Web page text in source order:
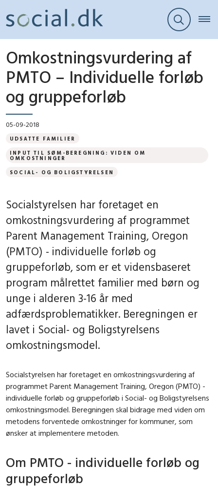
Omkostningsvurdering af
PMTO – Individuelle forløb
og gruppeforløb
05-09-2018
UDSATTE FAMILIER
INPUT TIL SØM-BEREGNING: VIDEN OM
OMKOSTNINGER
SOCIAL- OG BOLIGSTYRELSEN
Socialstyrelsen har foretaget en
omkostningsvurdering af programmet
Parent Management Training, Oregon
(PMTO) - individuelle forløb og
gruppeforløb, som er et vidensbaseret
program målrettet familier med børn og
unge i alderen 3-16 år med
adfærdsproblematikker. Beregningen er
lavet i Social- og Boligstyrelsens
omkostningsmodel.
Socialstyrelsen har foretaget en omkostningsvurdering af
programmet Parent Management Training, Oregon (PMTO) -
individuelle forløb og gruppeforløb i Social- og Boligstyrelsens
omkostningsmodel. Beregningen skal bidrage med viden om
metodens forventede omkostninger for kommuner, som
ønsker at implementere metoden.
Om PMTO - individuelle forløb og
gruppeforløb